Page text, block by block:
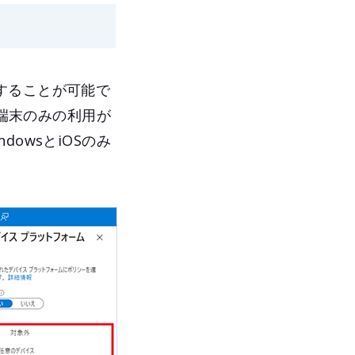
ることが可能で
末のみの利用が
とiOSのみ